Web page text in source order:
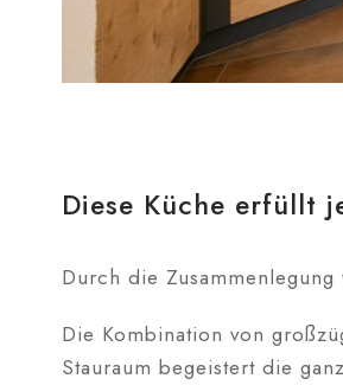
Diese Küche erfüllt
Durch die
Die Kombination von
Stauraum begeistert die